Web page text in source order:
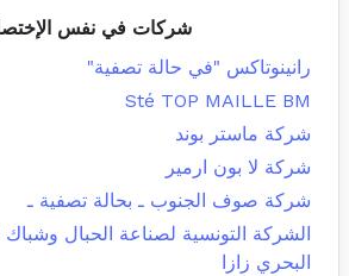
شركات في نفس
رانينوتاكس "في حالة تصفية"
Sté TOP MAILLE BM
شركة ماستر بوند
شركة لا بون ارمير
شركة صوف الجنوب ـ بحالة تصفية ـ
الشركة التونسية لصناعة الحبال وشباك
البحري زازا